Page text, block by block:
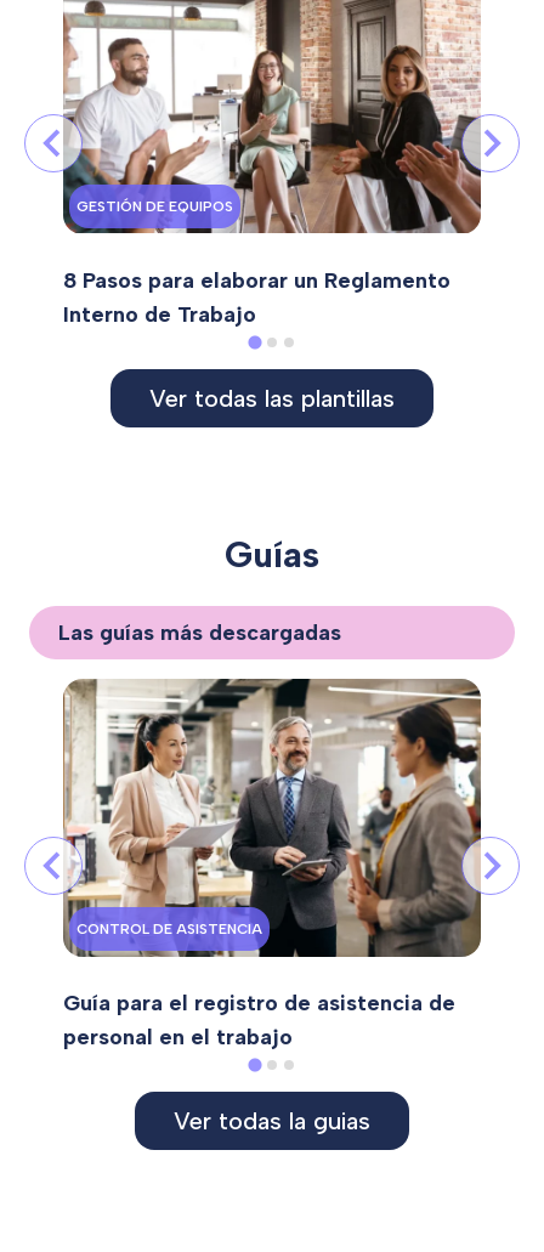
GESTIÓN DE EQUIPOS
8 Pasos para elaborar un Reglamento
Interno de Trabajo
Ver todas las plantillas
Guías
Las guías más descargadas
CONTROL DE ASISTENCIA
Guía para el registro de asistencia de
personal en el trabajo
Ver todas la guias